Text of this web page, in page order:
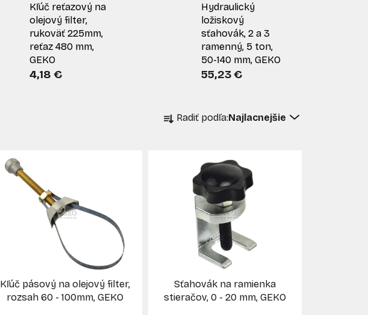
Kľúč reťazový na
olejový filter,
rukoväť 225mm,
reťaz 480 mm,
GEKO
4,18 €
Hydraulický
ložiskový
sťahovák, 2 a 3
ramenný, 5 ton,
50-140 mm, GEKO
55,23 €
a
k
Radiť podľa:Najlacnejšie
Kľúč pásový na olejový filter,
rozsah 60 - 100mm, GEKO
Sťahovák na ramienka
stieračov, 0 - 20 mm, GEKO